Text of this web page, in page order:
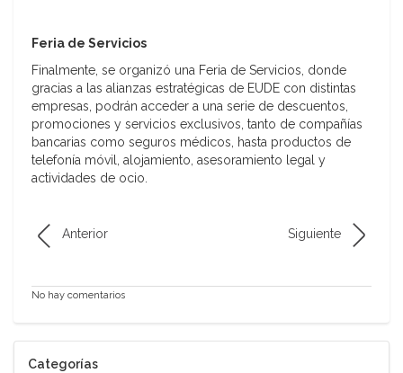
Feria de Servicios
Finalmente, se organizó una Feria de Servicios, donde
gracias a las alianzas estratégicas de EUDE con distintas
empresas, podrán acceder a una serie de descuentos,
promociones y servicios exclusivos, tanto de compañías
bancarias como seguros médicos, hasta productos de
telefonía móvil, alojamiento, asesoramiento legal y
actividades de ocio.
Anterior Siguiente
No hay comentarios
Categorías